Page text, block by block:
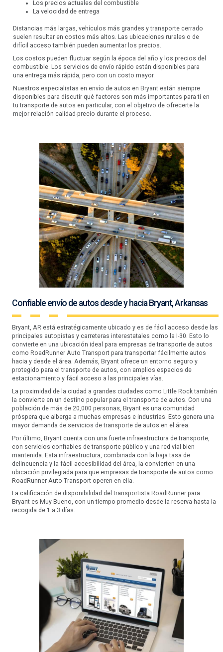
Los precios actuales del combustible
La velocidad de entrega
Distancias más largas, vehículos más grandes y transporte cerrado
suelen resultar en costos más altos. Las ubicaciones rurales o de
difícil acceso también pueden aumentar los precios.
Los costos pueden fluctuar según la época del año y los precios del
combustible. Los servicios de envío rápido están disponibles para
una entrega más rápida, pero con un costo mayor.
Nuestros especialistas en envío de autos en Bryant están siempre
disponibles para discutir qué factores son más importantes para ti en
tu transporte de autos en particular, con el objetivo de ofrecerte la
mejor relación calidad-precio durante el proceso.
Confiable envío de autos desde y hacia Bryant, Arkansas
Bryant, AR está estratégicamente ubicado y es de fácil acceso desde las
principales autopistas y carreteras interestatales como la I-30. Esto lo
convierte en una ubicación ideal para empresas de transporte de autos
como RoadRunner Auto Transport para transportar fácilmente autos
hacia y desde el área. Además, Bryant ofrece un entorno seguro y
protegido para el transporte de autos, con amplios espacios de
estacionamiento y fácil acceso a las principales vías.
La proximidad de la ciudad a grandes ciudades como Little Rock también
la convierte en un destino popular para el transporte de autos. Con una
población de más de 20,000 personas, Bryant es una comunidad
próspera que alberga a muchas empresas e industrias. Esto genera una
mayor demanda de servicios de transporte de autos en el área.
Por último, Bryant cuenta con una fuerte infraestructura de transporte,
con servicios confiables de transporte público y una red vial bien
mantenida. Esta infraestructura, combinada con la baja tasa de
delincuencia y la fácil accesibilidad del área, la convierten en una
ubicación privilegiada para que empresas de transporte de autos como
RoadRunner Auto Transport operen en ella.
La calificación de disponibilidad del transportista RoadRunner para
Bryant es Muy Bueno, con un tiempo promedio desde la reserva hasta la
recogida de 1 a 3 días.